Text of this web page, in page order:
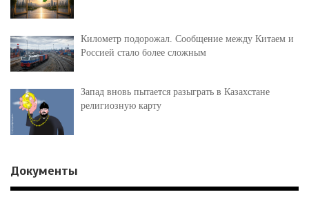
Километр подорожал. Сообщение между Китаем и
Россией стало более сложным
Запад вновь пытается разыграть в Казахстане
религиозную карту
Документы